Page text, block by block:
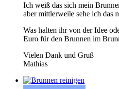
Ich weiß das sich mein
aber mittlerweile sehe ich das
Was halten ihr von der Idee
Euro für den Brunnen im
Vielen Dank und Gruß
Mathias